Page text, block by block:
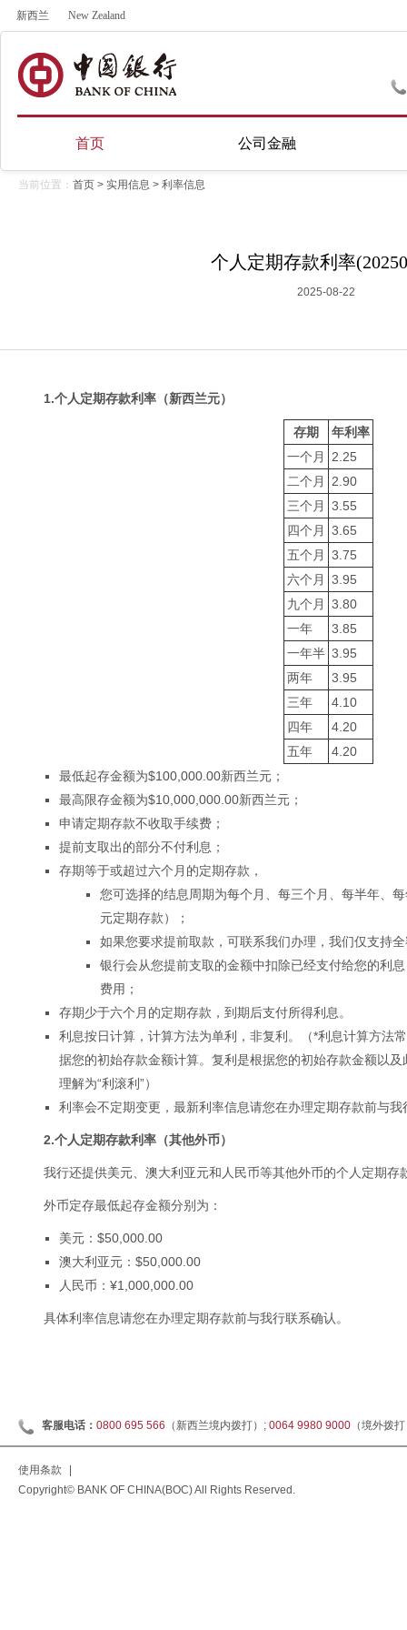
新西兰 New Zealand
首页 公司金融
当前位置： 首页 > 实用信息 > 利率信息
个人定期存款利率
2025-08-22
1.个人定期存款利率（新西兰元）
存期
年利率
一个月
2.25
二个月
2.90
三个月
3.55
四个月
3.65
五个月
3.75
六个月
3.95
九个月
3.80
一年
3.85
一年半 3.95
两年
3.95
三年
4.10
四年
4.20
五年
4.20
最低起存金额为$100,000.00新西兰元；
最高限存金额为$10,000,000.00新西兰元；
申请定期存款不收取手续费；
提前支取出的部分不付利息；
存期等于或超过六个月的定期存款，
您可选择的结息周期为每个月、每三个月、每半年、
元定期存款）；
如果您要求提前取款，可联系我们办理，我们仅支持
银行会从您提前支取的金额中扣除已经支付给您的利
费用；
存期少于六个月的定期存款，到期后支付所得利息。
利息按日计算，计算方法为单利，非复利。（*利息计算方法
据您的初始存款金额计算。复利是根据您的初始存款金额以
理解为“利滚利”）
利率会不定期变更，最新利率信息请您在办理定期存款前与我
2.个人定期存款利率（其他外币）
我行还提供美元、澳大利亚元和人民币等其他外币的个人定期存
外币定存最低起存金额分别为：
美元：$50,000.00
澳大利亚元：$50,000.00
人民币：¥1,000,000.00
具体利率信息请您在办理定期存款前与我行联系确认。
客服电话： 0800 695 566 （新西兰境内拨打）; 0064 9980 9000 （境外拨
使用条款
Copyright© BANK OF CHINA(BOC) All Rights Reserved.